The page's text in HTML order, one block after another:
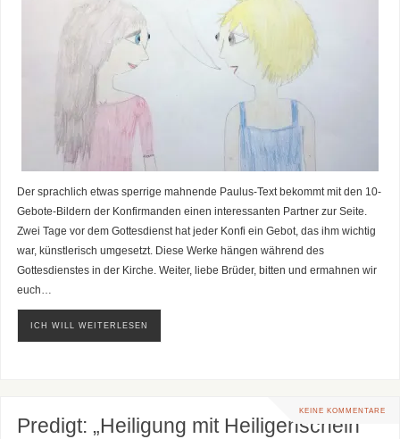
Der sprachlich etwas sperrige mahnende Paulus-Text bekommt mit den 10-
Gebote-Bildern der Konfirmanden einen interessanten Partner zur Seite.
Zwei Tage vor dem Gottesdienst hat jeder Konfi ein Gebot, das ihm wichtig
war, künstlerisch umgesetzt. Diese Werke hängen während des
Gottesdienstes in der Kirche. Weiter, liebe Brüder, bitten und ermahnen wir
euch…
ICH WILL WEITERLESEN
KEINE KOMMENTARE
Predigt: „Heiligung mit Heiligenschein